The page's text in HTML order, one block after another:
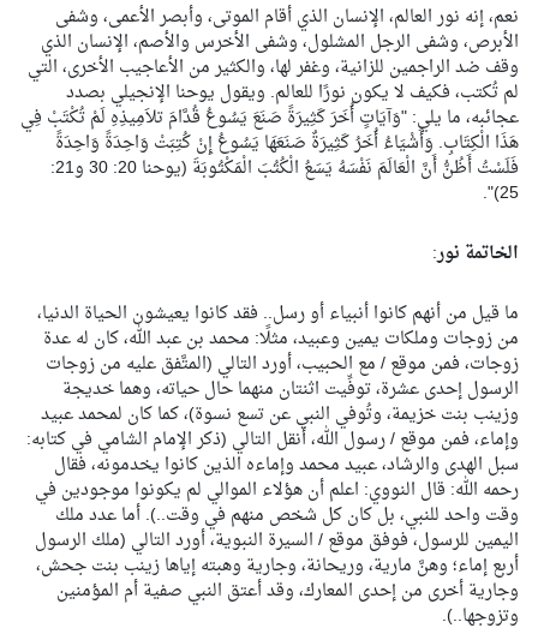
نعم، إنه نور العالم، الإنسان الذي أقام الموتى، وأبصر الأعمى، وشفى
الأبرص، وشفى الرجل المشلول، وشفى الأخرس والأصم، الإنسان الذي
وقف ضد الراجمين للزانية، وغفر لها، والكثير من الأعاجيب الأخرى، التي
لم تُكتب، فكيف لا يكون نورًا للعالم. ويقول يوحنا الإنجيلي بصدد
عجائبه، ما يلي: "وَآيَاتٍ أُخَرَ كَثِيرَةً صَنَعَ يَسُوعُ قُدَّامَ تلاَمِيذِهِ لَمْ تُكْتَبْ فِي
هَذَا الْكِتَابِ. وَأَشْيَاءُ أُخَرُ كَثِيرَةٌ صَنَعَهَا يَسُوعُ إِنْ كُتِبَتْ وَاحِدَةً وَاحِدَةً
فَلَسْتُ أَظُنُّ أَنَّ الْعَالَمَ نَفْسَهُ يَسَعُ الْكُتُبَ الْمَكْتُوبَةَ (يوحنا 20: 30 و21:
25)".
الخاتمة نور:
ما قيل من أنهم كانوا أنبياء أو رسل.. فقد كانوا يعيشون الحياة الدنيا،
من زوجات وملكات يمين وعبيد، مثلًا: محمد بن عبد الله، كان له عدة
زوجات، فمن موقع / مع الحبيب، أورد التالي (المتَّفق عليه من زوجات
الرسول إحدى عشرة، توفِّيت اثنتان منهما حال حياته، وهما خديجة
وزينب بنت خزيمة، وتُوفي النبي عن تسع نسوة)، كما كان لمحمد عبيد
وإماء، فمن موقع / رسول الله، أنقل التالي (ذكر الإمام الشامي في كتابه:
سبل الهدى والرشاد، عبيد محمد وإماءه الذين كانوا يخدمونه، فقال
رحمه الله: قال النووي: اعلم أن هؤلاء الموالي لم يكونوا موجودين في
وقت واحد للنبي، بل كان كل شخص منهم في وقت..). أما عدد ملك
اليمين للرسول، فوفق موقع / السيرة النبوية، أورد التالي (ملك الرسول
أربع إماء؛ وهنَّ مارية، وريحانة، وجارية وهبته إياها زينب بنت جحش،
وجارية أخرى من إحدى المعارك، وقد أعتق النبي صفية أم المؤمنين
وتزوجها..).